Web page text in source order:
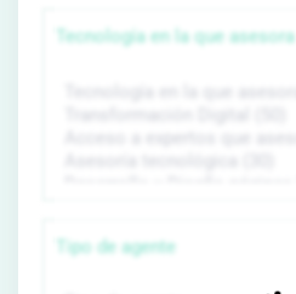
Tecnología en la que asesora
Tipo de agente